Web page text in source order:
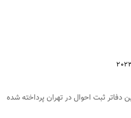
ثبت احوال در تهران پرداخته شده